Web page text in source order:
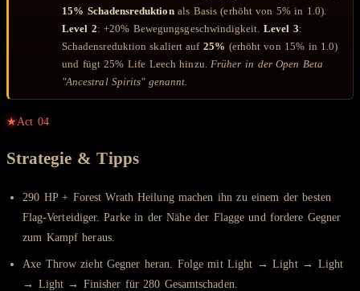
15% Schadensreduktionals Basis (erhöht von 5% in 1.0).
Level 2: +20% Bewegungsgeschwindigkeit. Level 3:
Schadensreduktion skaliert auf 25% (erhöht von 15% in 1.0)
und fügt 25% Life Leech hinzu. Früher in der Open Beta
"Ancestral Spirits" genannt.
★Act 04
Strategie & Tipps
290 HP + Forest Wrath Heilung machen ihn zu einem der besten
Flag-Verteidiger. Parke in der Nähe der Flagge und fordere Gegner
zum Kampf heraus.
Axe Throw zieht Gegner heran. Folge mit Light → Light → Light
→ Light → Finisher für 280 Gesamtschaden.